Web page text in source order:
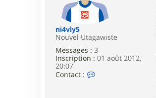
ni4vly5
Nouvel Utagawiste
Messages : 3
Inscription : 01 août 2012,
20:07
Contact :